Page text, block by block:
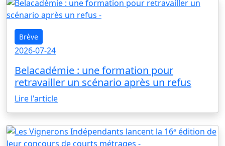
Brève
2026-07-24
Belacadémie : une formation pour
retravailler un scénario après un refus
Lire l'article